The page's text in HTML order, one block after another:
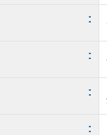
:
:
:
: